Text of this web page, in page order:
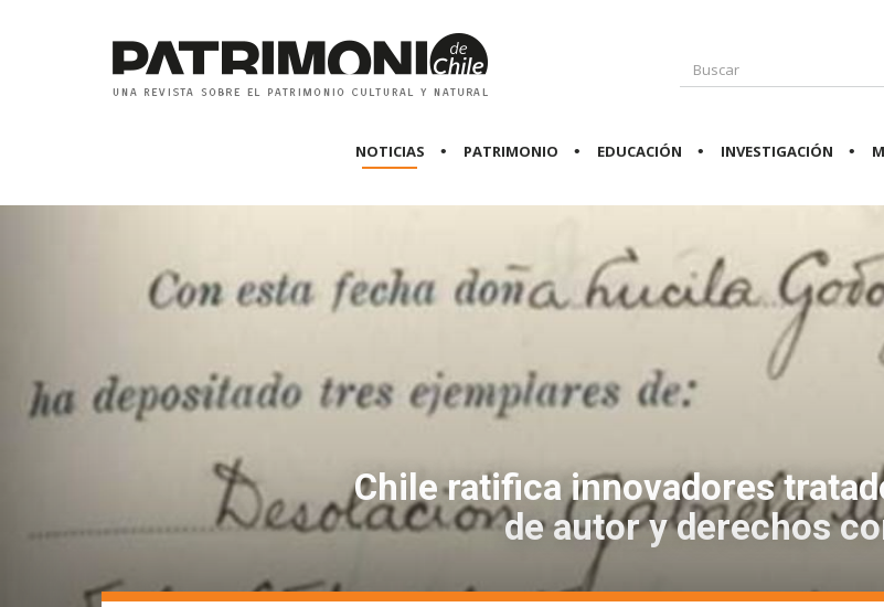
NOTICIAS PATRIMONIO EDUCACIÓN INVESTIGACIÓN
Chile ratifica innovadores
de autor y derechos